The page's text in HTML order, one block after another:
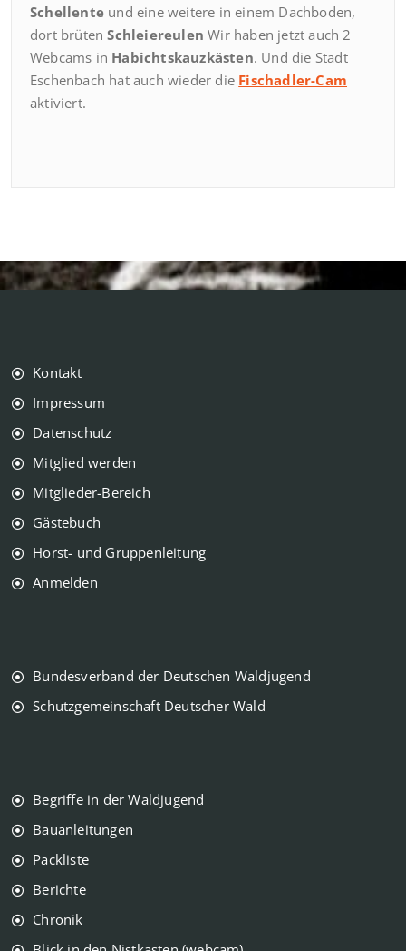
Schellente und eine weitere in einem Dachboden,
dort brütenSchleiereulen Wir haben jetzt auch 2
Webcams in Habichtskauzkästen. Und die Stadt
Eschenbach hat auch wieder die Fischadler-Cam
aktiviert.
Kontakt
Impressum
Datenschutz
Mitglied werden
Mitglieder-Bereich
Gästebuch
Horst- und Gruppenleitung
Anmelden
Bundesverband der Deutschen Waldjugend
Schutzgemeinschaft Deutscher Wald
Begriffe in der Waldjugend
Bauanleitungen
Packliste
Berichte
Chronik